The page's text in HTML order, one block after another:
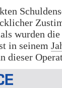
wurden
in seinem
dieser